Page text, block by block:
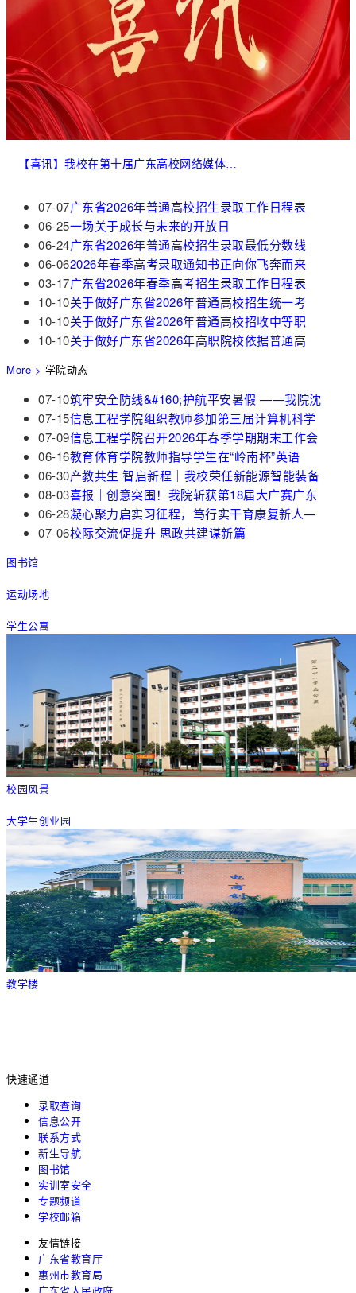
【喜讯】我校在第十届广东高校网络媒体展示
07-07广东省2026年普通高校招生录取工作日程表
06-25一场关于成长与未来的开放日
06-24广东省2026年普通高校招生录取最低分数线
06-062026年春季高考录取通知书正向你飞奔而来
03-17广东省2026年春季高考招生录取工作日程表
10-10关于做好广东省2026年普通高校招生统一考
10-10关于做好广东省2026年普通高校招收中等职
10-10关于做好广东省2026年高职院校依据普通高
More > 学院动态
07-10筑牢安全防线&#160;护航平安暑假 ——我院沈
07-15信息工程学院组织教师参加第三届计算机科学
07-09信息工程学院召开2026年春季学期期末工作会
06-16教育体育学院教师指导学生在“岭南杯”英语
06-30产教共生 智启新程｜我校荣任新能源智能装备
08-03喜报｜创意突围！我院斩获第18届大广赛广东
06-28凝心聚力启实习征程，笃行实干育康复新人—
07-06校际交流促提升 思政共建谋新篇
图书馆
运动场地
学生公寓
校园风景
大学生创业园
教学楼
快速通道
录取查询
信息公开
联系方式
新生导航
图书馆
实训室安全
专题频道
学校邮箱
友情链接
广东省教育厅
惠州市教育局